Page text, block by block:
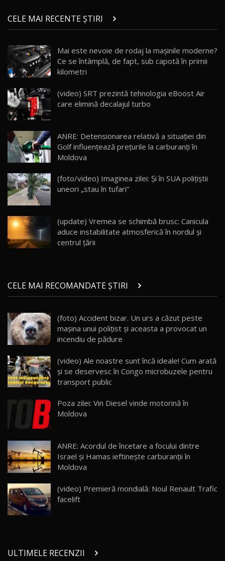
chinez care face lumea să se întoarcă după el
/ AutoBlog.MD
17:27
15 14:37
16
AutoBlogMD
13:10
17 20:06
Va fi modelul nr.1 BYD în Moldova? BYD Seal U
30:08
AutoBlog.MD
23:36
20
Noul ZEEKR 7X / Test Drive AutoBlog.MD
29:08
21
Micul BYD Dolphin Surf / Test Drive
AutoBlog.MD
16:59
22
Noua Mazda 6e / Test Drive AutoBlog.MD
26:59
23
Lynk & Co 01 / Test Drive AutoBlog.MD
25:19
ZEEKR 009: Cel mai Performant și Confortabil
Van Electric Testat în Moldova / AutoBlog.MD
26:38
mai Exclusiv și Puternic Defender Testat în
Moldova
32:21
26
AutoBlog.MD
10:57
Noul Geely Monjaro 2025! Mai ieftin și mai
CELE MAI RECENTE ȘTIRI
Mai este nevoie de rodaj la mașinile moderne?
Ce se întâmplă, de fapt, sub capotă în primii
kilometri
(video) SRT prezintă tehnologia eBoost Air
care elimină decalajul turbo
ANRE: Detensionarea relativă a situației din
Golf influențează prețurile la carburanți în
Moldova
(foto/video) Imaginea zilei: Și în SUA polițiștii
uneori „stau în tufari”
(update) Vremea se schimbă brusc: Canicula
aduce instabilitate atmosferică în nordul și
centrul țării
CELE MAI RECOMANDATE ȘTIRI
(foto) Accident bizar. Un urs a căzut peste
maşina unui poliţist şi aceasta a provocat un
incendiu de pădure
(video) Ale noastre sunt încă ideale! Cum arată
şi se deservesc în Congo microbuzele pentru
transport public
Poza zilei: Vin Diesel vinde motorină în
Moldova
ANRE: Acordul de încetare a focului dintre
Israel și Hamas ieftinește carburanții în
Moldova
(video) Premieră mondială: Noul Renault Trafic
facelift
ULTIMELE RECENZII